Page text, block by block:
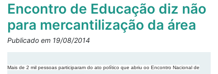
Encontro de Educação diz não
para mercantilização da área
Publicado em 19/08/2014
Mais de 2 mil pessoas participaram do ato político que abriu oo Encontro Nacional de